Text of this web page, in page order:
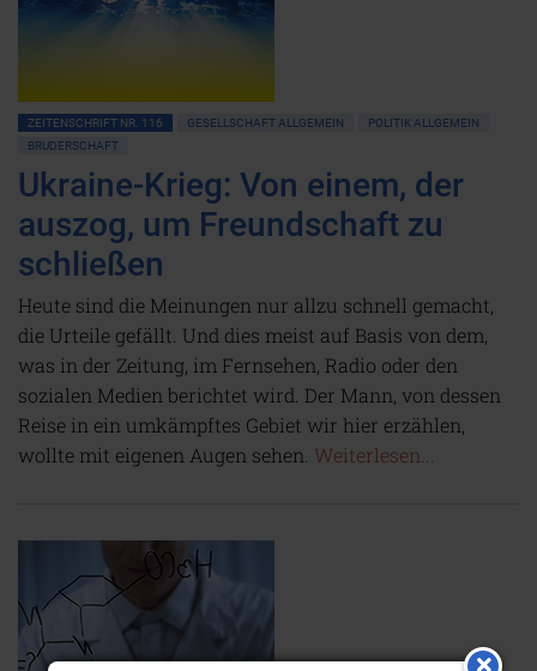
ZEITENSCHRIFT NR. 116 GESELLSCHAFT ALLGEMEIN
POLITIK ALLGEMEIN
BRUDERSCHAFT
Ukraine-Krieg: Von einem, der
auszog, um Freundschaft zu
schließen
Heute sind die Meinungen nur allzu schnell gemacht,
die Urteile gefällt. Und dies meist auf Basis von dem,
was in der Zeitung, im Fernsehen, Radio oder den
sozialen Medien berichtet wird. Der Mann, von dessen
Reise in ein umkämpftes Gebiet wir hier erzählen,
wollte mit eigenen Augen sehen. Weiterlesen...